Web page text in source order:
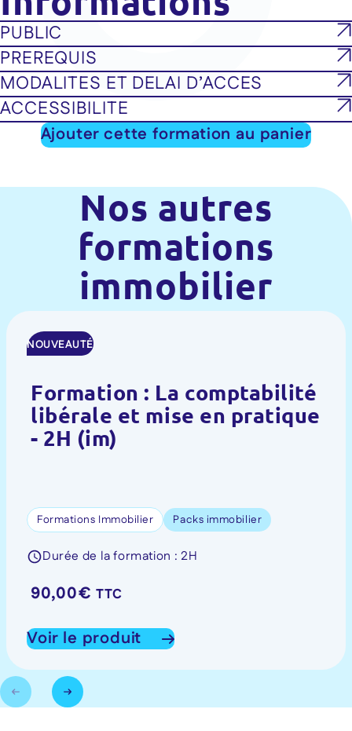
PUBLIC
PREREQUIS
MODALITES ET DELAI D’ACCES
ACCESSIBILITE
Ajouter cette formation au panier
Nos autres
formations
immobilier
NOUVEAUTÉ
Formation : La comptabilité
libérale et mise en pratique
- 2H (im)
Formations Immobilier Packs immobilier
Durée de la formation : 2H
90,00€ TTC
Voir le produit